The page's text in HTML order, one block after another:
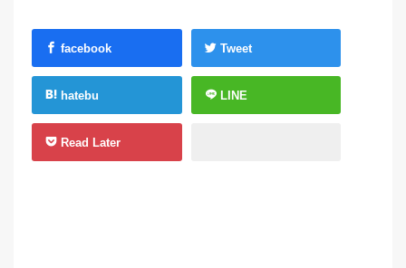
facebook Tweet
hatebu LINE
Read Later